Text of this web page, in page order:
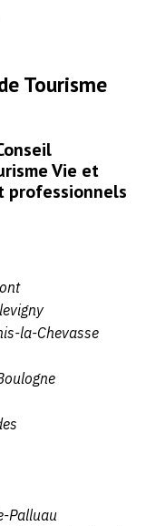
Tourisme
Vie et
professionnels
la-Chevasse
Palluau